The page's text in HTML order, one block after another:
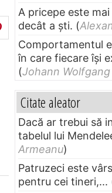
A pricepe este
decât a ști. (
Comportamentul
în care fiecare își
(Johann
Citate aleator
Dacă ar trebui să
tabelul lui
Armeanu)
Patruzeci este
pentru cei tineri,...